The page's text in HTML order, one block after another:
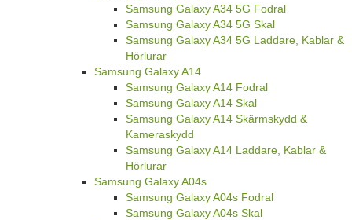
Samsung Galaxy A34 5G Fodral
Samsung Galaxy A34 5G Skal
Samsung Galaxy A34 5G Laddare, Kablar &
Hörlurar
Samsung Galaxy A14
Samsung Galaxy A14 Fodral
Samsung Galaxy A14 Skal
Samsung Galaxy A14 Skärmskydd &
Kameraskydd
Samsung Galaxy A14 Laddare, Kablar &
Hörlurar
Samsung Galaxy A04s
Samsung Galaxy A04s Fodral
Samsung Galaxy A04s Skal